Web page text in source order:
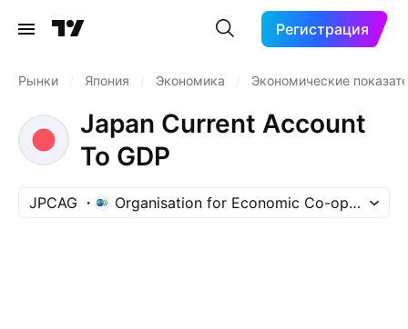
Регистрация
Рынки Япония Экономика Экономические
Japan Current Account
To GDP
JPCAG Organisation for Economic Co-operation